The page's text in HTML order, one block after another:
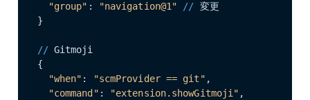
"group" : "navigation@1" // 変更
}
// Gitmoji
{
"when" : "scmProvider == git" ,
"command" : "extension.showGitmoji" ,